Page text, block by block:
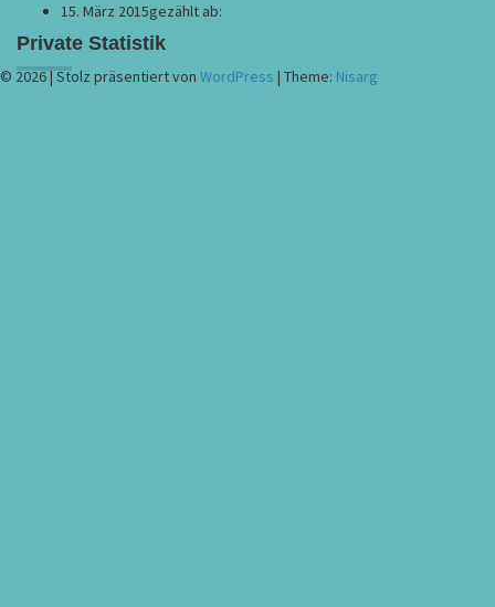
15. März 2015gezählt ab:
Private Statistik
© 2026|Stolz präsentiert von WordPress | Theme: Nisarg